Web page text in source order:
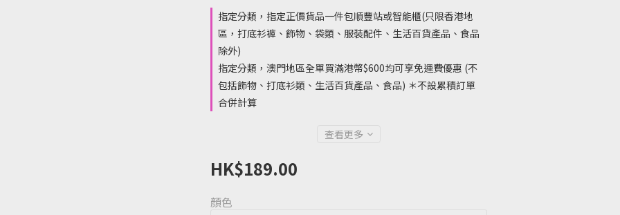
指定分類，指定正價貨品一件包順豐站或智能櫃(只限香港地
區，打底衫褲、飾物、袋類、服裝配件、生活百貨產品、食品
除外)
指定分類，澳門地區全單買滿港幣$600均可享免運費優惠 (不
包括飾物、打底衫類、生活百貨產品、食品) ＊不設累積訂單
合併計算
查看更多
HK$189.00
顏色